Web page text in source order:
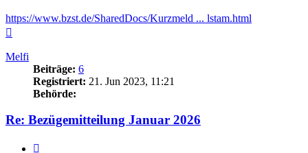
https://www.bzst.de/SharedDocs/Kurzmeld ... lstam.html
Melfi
Beiträge: 6
Registriert: 21. Jun 2023, 11:21
Behörde:
Re: Bezügemitteilung Januar 2026